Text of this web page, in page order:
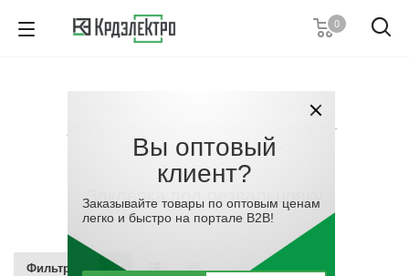
0
-
Заклёпка под развальцовку
Заклёпка под развальцовку
Фильтр
Вы оптовый
клиент?
Заказывайте товары по оптовым ценам
легко и быстро на портале B2B!